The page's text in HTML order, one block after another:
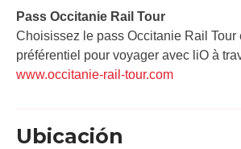
Pass Occitanie Rail Tour​
Choisissez le pass Occitanie Rail Tour
préférentiel pour voyager avec liO à
www.occitanie-rail-tour.com
Ubicación